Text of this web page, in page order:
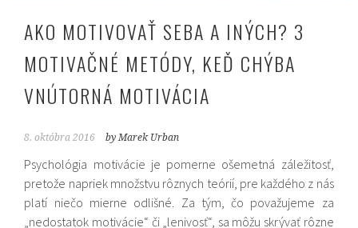
AKO MOTIVOVAŤ SEBA A INÝCH? 3
MOTIVAČNÉ METÓDY, KEĎ CHÝBA
VNÚTORNÁ MOTIVÁCIA
8. októbra 2016 by Marek Urban
Psychológia motivácie je pomerne ošemetná záležitosť,
pretože napriek množstvu rôznych teórií, pre každého z nás
platí niečo mierne odlišné. Za tým, čo považujeme za
„nedostatok motivácie“ či „lenivosť“, sa môžu skrývať rôzne